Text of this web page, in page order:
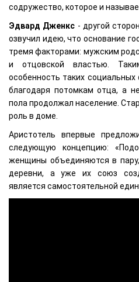
содружество, которое и
Эдвард Дженкс - другой
озвучил идею, что основание
тремя факторами: мужским
и отцовской властью.
особенность таких
благодаря потомкам отца, а
пола продолжал население.
роль в доме.
Аристотель впервые
следующую концепцию:
женщины объединяются в
деревни, а уже их союз
является самостоятельной